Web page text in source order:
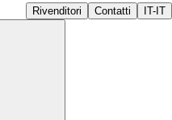
Rivenditori Contatti IT-IT